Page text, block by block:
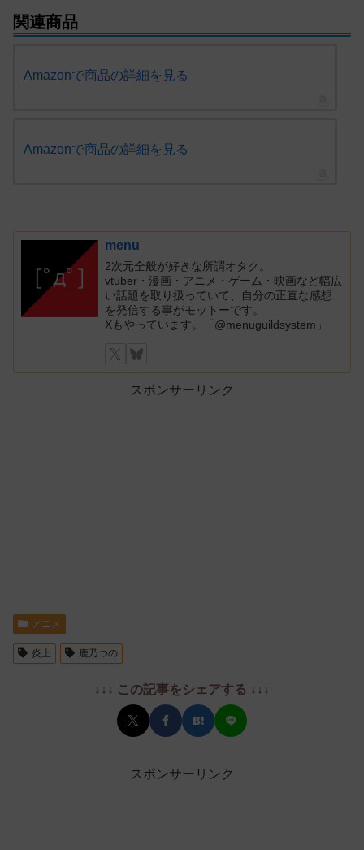
関連商品
Amazonで商品の詳細を見る
Amazonで商品の詳細を見る
menu
2次元全般が好きな所謂オタク。
vtuber・漫画・アニメ・ゲーム・映画など幅広
い話題を取り扱っていて、自分の正直な感想
を発信する事がモットーです。
Xもやっています。「@menuguildsystem」
スポンサーリンク
アニメ
炎上 鹿乃つの
↓↓↓ この記事をシェアする ↓↓↓
スポンサーリンク